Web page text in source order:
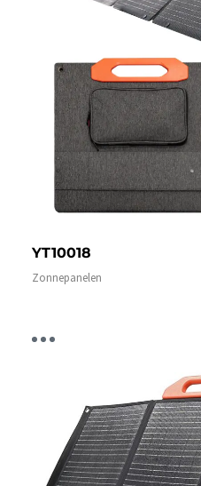
YT10018
Zonnepanelen